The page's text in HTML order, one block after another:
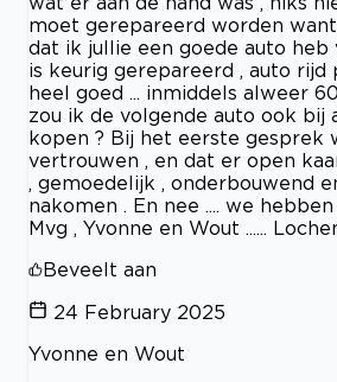
moet gerepareerd worden
dat ik jullie een goede auto heb
is keurig gerepareerd , auto
heel goed ... inmiddels alweer
zou ik de volgende auto ook bij
kopen ? Bij het eerste gesprek
vertrouwen , en dat er open
, gemoedelijk , onderbouwend
nakomen . En nee .... we
Mvg , Yvonne en Wout ......
Beveelt aan
24 February 2025
Yvonne en Wout